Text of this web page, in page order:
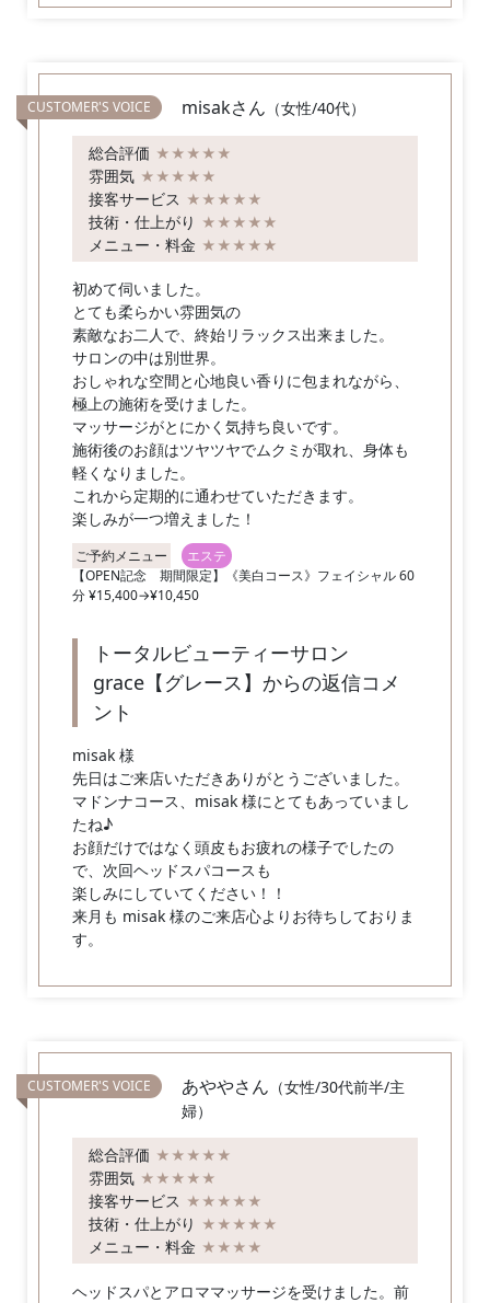
misakさん （女性/40代）
総合評価 ★★★★★
雰囲気 ★★★★★
接客サービス ★★★★★
技術・仕上がり ★★★★★
メニュー・料金 ★★★★★
初めて伺いました。
とても柔らかい雰囲気の
素敵なお二人で、終始リラックス出来ました。
サロンの中は別世界。
おしゃれな空間と心地良い香りに包まれながら、
極上の施術を受けました。
マッサージがとにかく気持ち良いです。
施術後のお顔はツヤツヤでムクミが取れ、身体も
軽くなりました。
これから定期的に通わせていただきます。
楽しみが一つ増えました！
ご予約メニュー
エステ
【OPEN記念 期間限定】《美白コース》フェイシャル 60
分 ¥15,400→¥10,450
トータルビューティーサロン
grace【グレース】からの返信コメ
ント
misak 様
先日はご来店いただきありがとうございました。
マドンナコース、misak 様にとてもあっていまし
たね♪
お顔だけではなく頭皮もお疲れの様子でしたの
で、次回ヘッドスパコースも
楽しみにしていてください！！
来月も misak 様のご来店心よりお待ちしておりま
す。
あややさん （女性/30代前半/主
婦）
総合評価 ★★★★★
雰囲気 ★★★★★
接客サービス ★★★★★
技術・仕上がり ★★★★★
メニュー・料金 ★★★★
ヘッドスパとアロママッサージを受けました。前